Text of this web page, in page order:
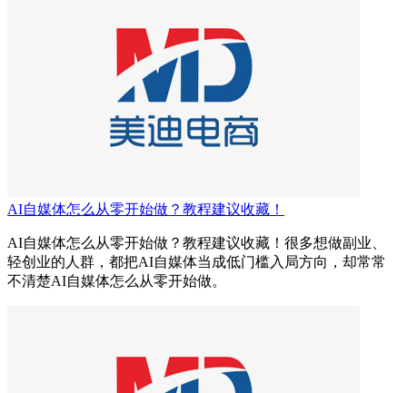
AI自媒体怎么从零开始做？教程建议收藏！
AI自媒体怎么从零开始做？教程建议收藏！很多想做副业、
轻创业的人群，都把AI自媒体当成低门槛入局方向，却常常
不清楚AI自媒体怎么从零开始做。